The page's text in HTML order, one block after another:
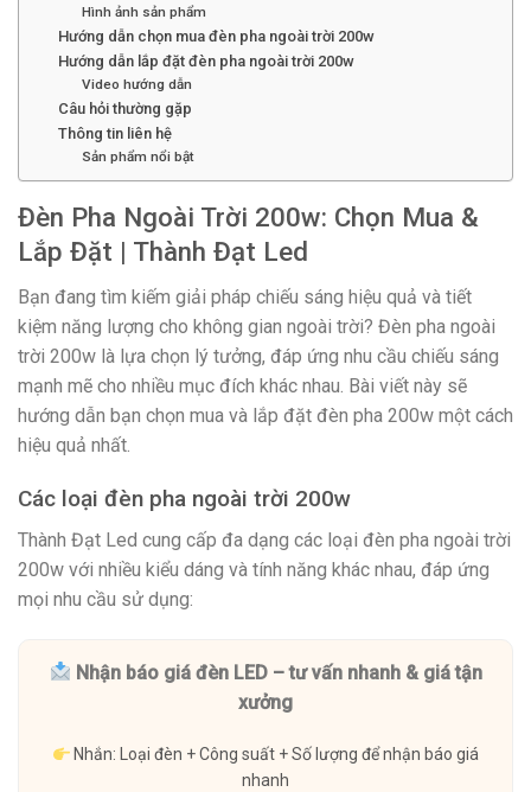
Hình ảnh sản phẩm
Hướng dẫn chọn mua đèn pha ngoài trời 200w
Hướng dẫn lắp đặt đèn pha ngoài trời 200w
Video hướng dẫn
Câu hỏi thường gặp
Thông tin liên hệ
Sản phẩm nổi bật
Đèn Pha Ngoài Trời 200w: Chọn Mua &
Lắp Đặt | Thành Đạt Led
Bạn đang tìm kiếm giải pháp chiếu sáng hiệu quả và tiết
kiệm năng lượng cho không gian ngoài trời? Đèn pha ngoài
trời 200w là lựa chọn lý tưởng, đáp ứng nhu cầu chiếu sáng
mạnh mẽ cho nhiều mục đích khác nhau. Bài viết này sẽ
hướng dẫn bạn chọn mua và lắp đặt đèn pha 200w một cách
hiệu quả nhất.
Các loại đèn pha ngoài trời 200w
Thành Đạt Led cung cấp đa dạng các loại đèn pha ngoài trời
200w với nhiều kiểu dáng và tính năng khác nhau, đáp ứng
mọi nhu cầu sử dụng:
Nhận báo giá đèn LED – tư vấn nhanh & giá tận
xưởng
Nhắn: Loại đèn + Công suất + Số lượng để nhận báo giá
nhanh